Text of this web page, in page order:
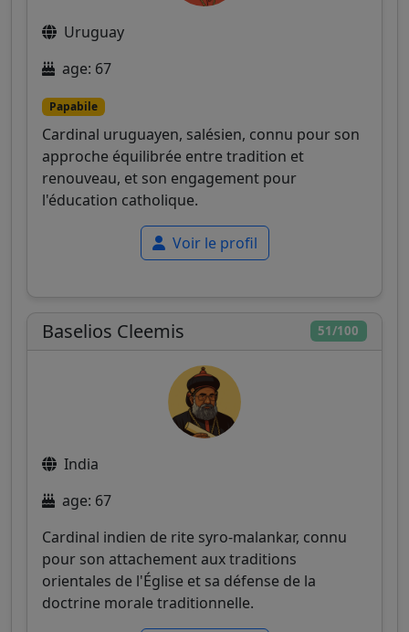
Uruguay
age: 67
Papabile
Cardinal uruguayen, salésien, connu pour son
approche équilibrée entre tradition et
renouveau, et son engagement pour
l'éducation catholique.
Voir le profil
51/100
Baselios Cleemis
India
age: 67
Cardinal indien de rite syro-malankar, connu
pour son attachement aux traditions
orientales de l'Église et sa défense de la
doctrine morale traditionnelle.